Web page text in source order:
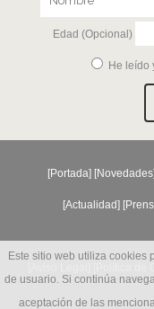
Edad (Opcional)
He leído
[Portada] [Novedades
[Actualidad] [
Este sitio web utiliza cookies
de usuario. Si continúa
aceptación de las